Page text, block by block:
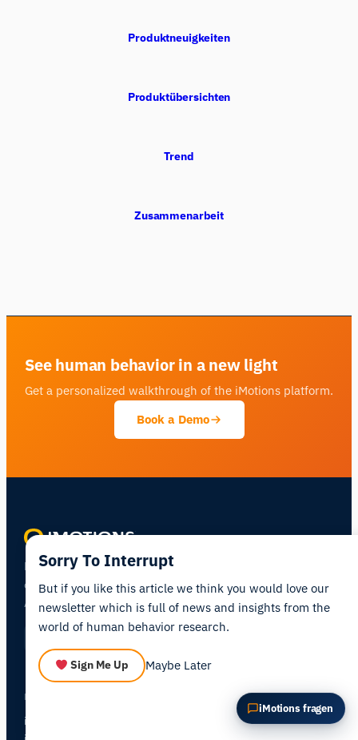
Produktneuigkeiten
Produktübersichten
Trend
Zusammenarbeit
See human behavior in a new light
Get a personalized walkthrough of the iMotions platform.
Book a Demo
Human behavior research platform —
combining biosensors, eye tracking, and
AI in one integrated environment.
PRODUCTS
iMotions Lab
iMotions fragen
Diesen Artikel zusammenfassen
Warum ist das wichtig?
Wie könnte ich das anwenden?
Sorry To Interrupt
But if you like this article we think you would love our
newsletter which is full of news and insights from the
world of human behavior research.
Sign Me Up Maybe Later